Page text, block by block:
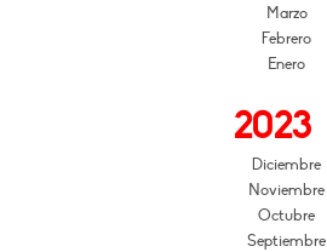
Marzo
Febrero
Enero
2023
Diciembre
Noviembre
Octubre
Septiembre